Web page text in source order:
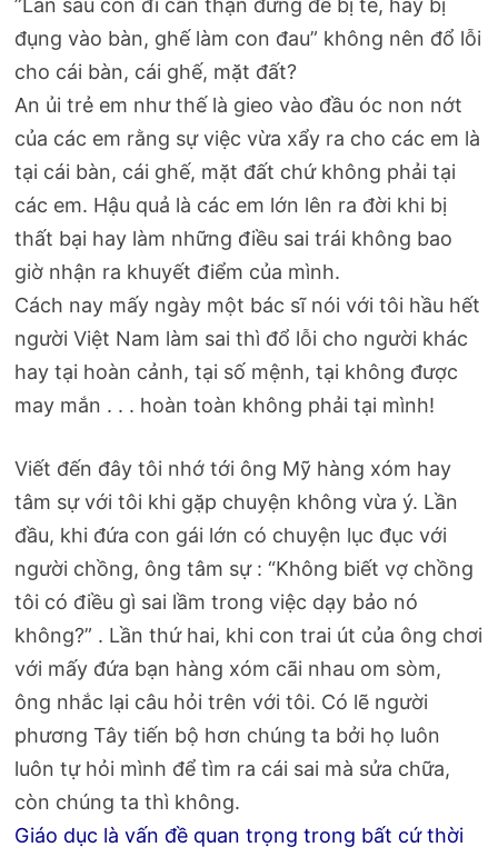
”Lần sau con đi cẩn thận đừng để bị té, hay bị
đụng vào bàn, ghế làm con đau” không nên đổ lỗi
cho cái bàn, cái ghế, mặt đất?
An ủi trẻ em như thế là gieo vào đầu óc non nớt
của các em rằng sự việc vừa xẩy ra cho các em là
tại cái bàn, cái ghế, mặt đất chứ không phải tại
các em. Hậu quả là các em lớn lên ra đời khi bị
thất bại hay làm những điều sai trái không bao
giờ nhận ra khuyết điểm của mình.
Cách nay mấy ngày một bác sĩ nói với tôi hầu hết
người Việt Nam làm sai thì đổ lỗi cho người khác
hay tại hoàn cảnh, tại số mệnh, tại không được
may mắn . . . hoàn toàn không phải tại mình!
Viết đến đây tôi nhớ tới ông Mỹ hàng xóm hay
tâm sự với tôi khi gặp chuyện không vừa ý. Lần
đầu, khi đứa con gái lớn có chuyện lục đục với
người chồng, ông tâm sự : “Không biết vợ chồng
tôi có điều gì sai lầm trong việc dạy bảo nó
không?” . Lần thứ hai, khi con trai út của ông chơi
với mấy đứa bạn hàng xóm cãi nhau om sòm,
ông nhắc lại câu hỏi trên với tôi. Có lẽ người
phương Tây tiến bộ hơn chúng ta bởi họ luôn
luôn tự hỏi mình để tìm ra cái sai mà sửa chữa,
còn chúng ta thì không.
Giáo dục là vấn đề quan trọng trong bất cứ thời